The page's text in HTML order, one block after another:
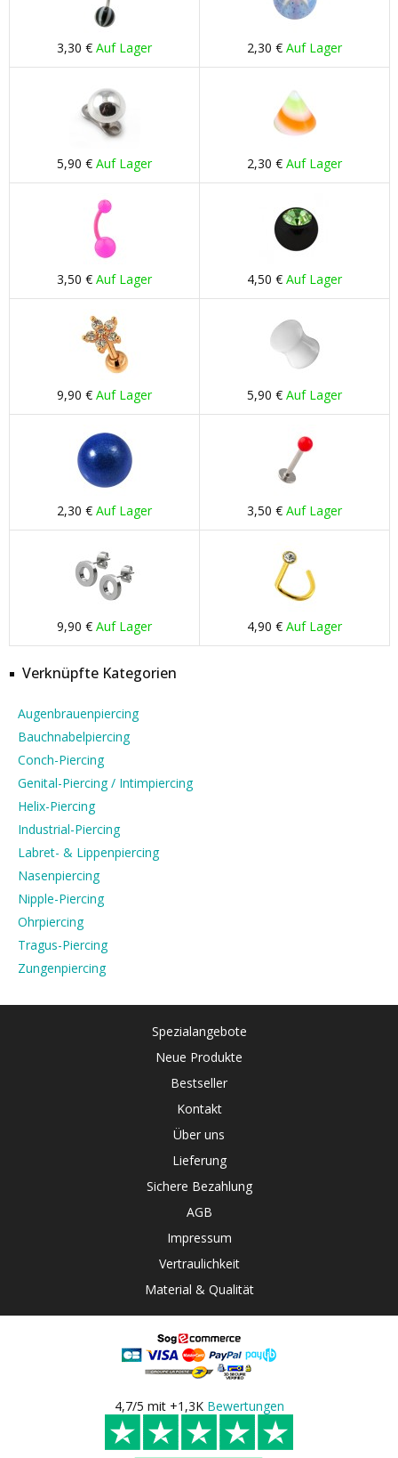
3,30 € Auf Lager 2,30 € Auf Lager
5,90 € Auf Lager 2,30 € Auf Lager
3,50 € Auf Lager 4,50 € Auf Lager
9,90 € Auf Lager 5,90 € Auf Lager
2,30 € Auf Lager 3,50 € Auf Lager
9,90 € Auf Lager 4,90 € Auf Lager
Verknüpfte Kategorien
Augenbrauenpiercing
Bauchnabelpiercing
Conch-Piercing
Genital-Piercing / Intimpiercing
Helix-Piercing
Industrial-Piercing
Labret- & Lippenpiercing
Nasenpiercing
Nipple-Piercing
Ohrpiercing
Tragus-Piercing
Zungenpiercing
Spezialangebote
Neue Produkte
Bestseller
Kontakt
Über uns
Lieferung
Sichere Bezahlung
AGB
Impressum
Vertraulichkeit
Material & Qualität
4,7/5 mit +1,3K Bewertungen